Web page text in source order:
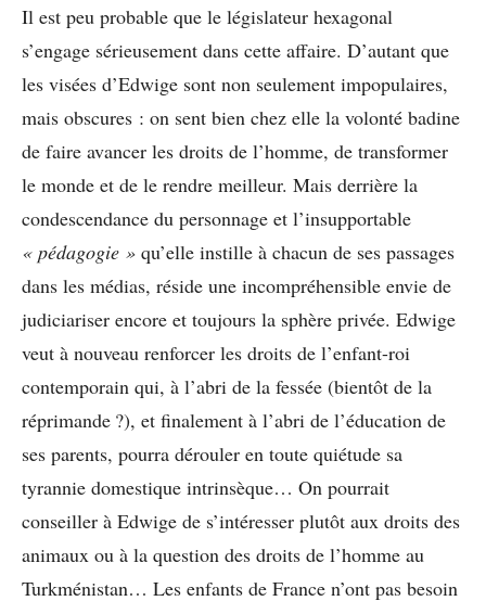
Il est peu probable que le législateur hexagonal
s’engage sérieusement dans cette affaire. D’autant que
les visées d’Edwige sont non seulement impopulaires,
mais obscures : on sent bien chez elle la volonté badine
de faire avancer les droits de l’homme, de transformer
le monde et de le rendre meilleur. Mais derrière la
condescendance du personnage et l’insupportable
« pédagogie » qu’elle instille à chacun de ses passages
dans les médias, réside une incompréhensible envie de
judiciariser encore et toujours la sphère privée. Edwige
veut à nouveau renforcer les droits de l’enfant-roi
contemporain qui, à l’abri de la fessée (bientôt de la
réprimande ?), et finalement à l’abri de l’éducation de
ses parents, pourra dérouler en toute quiétude sa
tyrannie domestique intrinsèque… On pourrait
conseiller à Edwige de s’intéresser plutôt aux droits des
animaux ou à la question des droits de l’homme au
Turkménistan… Les enfants de France n’ont pas besoin